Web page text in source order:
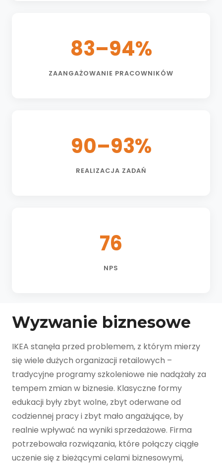
83–94%
ZAANGAŻOWANIE PRACOWNIKÓW
90–93%
REALIZACJA ZADAŃ
76
NPS
Wyzwanie biznesowe
IKEA stanęła przed problemem, z którym mierzy
się wiele dużych organizacji retailowych –
tradycyjne programy szkoleniowe nie nadążały za
tempem zmian w biznesie. Klasyczne formy
edukacji były zbyt wolne, zbyt oderwane od
codziennej pracy i zbyt mało angażujące, by
realnie wpływać na wyniki sprzedażowe. Firma
potrzebowała rozwiązania, które połączy ciągłe
uczenie się z bieżącymi celami biznesowymi,